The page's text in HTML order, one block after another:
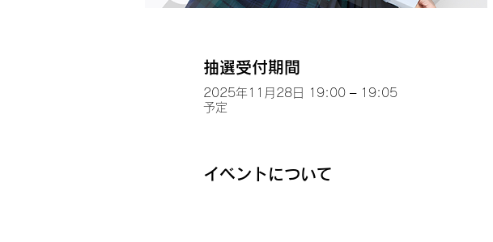
抽選受付期間
2025年11月28日 19:00 – 19:05
予定
イベントについて